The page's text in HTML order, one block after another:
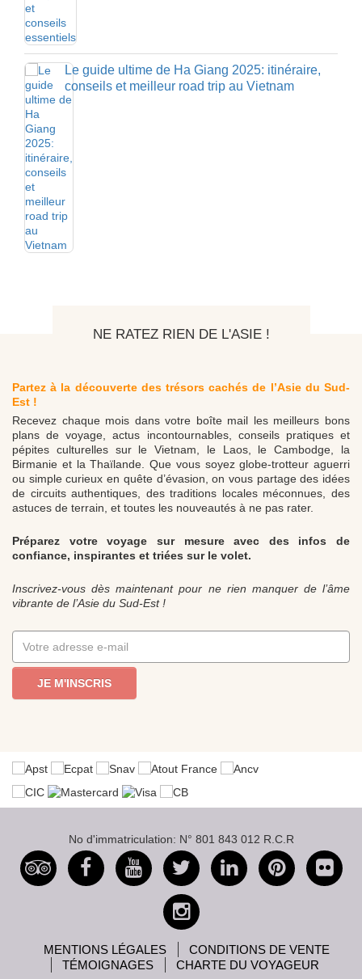
Le guide ultime de Ha Giang 2025: itinéraire,
conseils et meilleur road trip au Vietnam
NE RATEZ RIEN DE L'ASIE !
Partez à la découverte des trésors cachés de l’Asie du Sud-
Est !
Recevez chaque mois dans votre boîte mail les meilleurs bons
plans de voyage, actus incontournables, conseils pratiques et
pépites culturelles sur le Vietnam, le Laos, le Cambodge, la
Birmanie et la Thaïlande. Que vous soyez globe-trotteur aguerri
ou simple curieux en quête d’évasion, on vous partage des idées
de circuits authentiques, des traditions locales méconnues, des
astuces de terrain, et toutes les nouveautés à ne pas rater.
Préparez votre voyage sur mesure avec des infos de
confiance, inspirantes et triées sur le volet.
Inscrivez-vous dès maintenant pour ne rien manquer de l’âme
vibrante de l’Asie du Sud-Est !
JE M'INSCRIS
No d'immatriculation: N° 801 843 012 R.C.R
MENTIONS LÉGALES
CONDITIONS DE VENTE
TÉMOIGNAGES
CHARTE DU VOYAGEUR